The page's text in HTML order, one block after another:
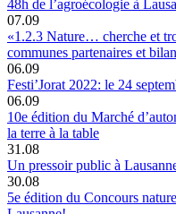
48h de l’agroécologie à
07.09
«1.2.3 Nature… cherche et
communes partenaires et
06.09
Festi’Jorat 2022: le 24
06.09
10e édition du Marché
la terre à la table
31.08
Un pressoir public à
30.08
5e édition du Concours